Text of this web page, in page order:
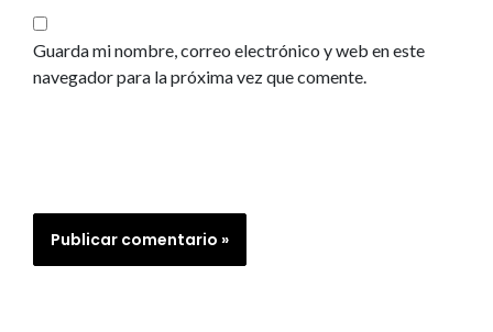
Guarda mi nombre, correo electrónico y web en este
navegador para la próxima vez que comente.